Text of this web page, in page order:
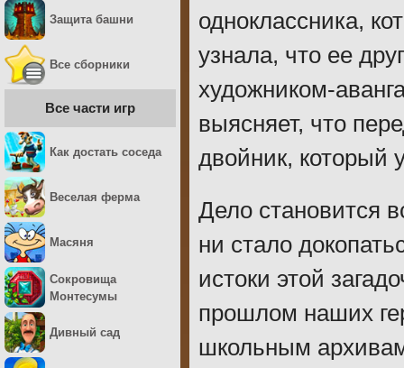
одноклассника,
узнала, что ее
художником-
выясняет, что
двойник, который
Дело становится
ни стало
истоки этой
прошлом наших
школьным
Защита башни
Все сборники
Все части игр
Как достать соседа
Веселая ферма
Масяня
Сокровища
Монтесумы
Дивный сад